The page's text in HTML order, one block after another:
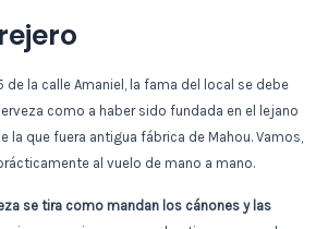
de la calle Amaniel, la fama del local se debe
como a haber sido fundada en el lejano
la que fuera antigua fábrica de Mahou. Vamos,
al vuelo de mano a mano.
se tira como mandan los cánones y las